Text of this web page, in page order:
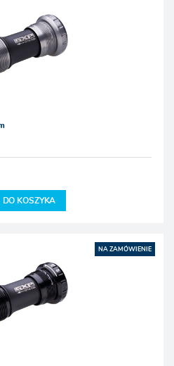
DO KOSZYKA
NA ZAMÓWIENIE